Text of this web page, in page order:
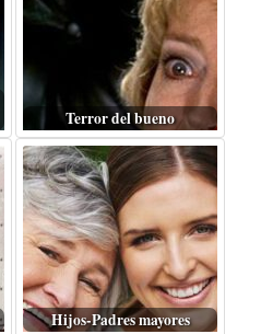
Terror del bueno
Hijos-Padres mayores